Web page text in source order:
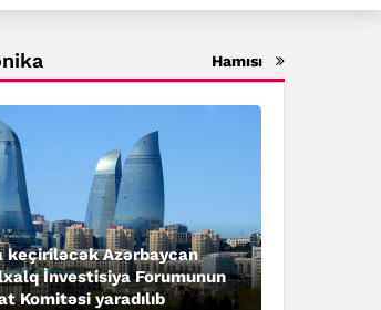
Hamısı
keçiriləcək Azərbaycan
İnvestisiya Forumunun
Komitəsi yaradılıb